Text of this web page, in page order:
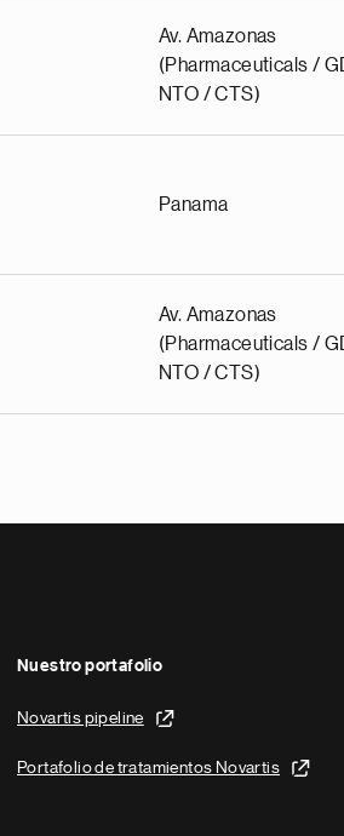
Av. Amazonas
(Pharmaceuticals /
NTO / CTS)
Panama
Av. Amazonas
(Pharmaceuticals /
NTO / CTS)
Nuestro portafolio
Novartis pipeline
Portafolio de tratamientos Novartis